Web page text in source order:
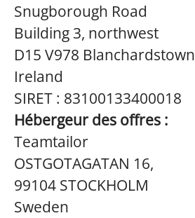
Snugborough Road
Building 3, northwest
D15 V978 Blanchardstown
Ireland
SIRET : 83100133400018
Hébergeur des offres :
Teamtailor
OSTGOTAGATAN 16,
99104 STOCKHOLM
Sweden